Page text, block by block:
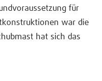
für
war die
hat sich das